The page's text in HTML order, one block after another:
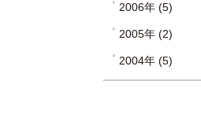
2006年 (5)
2005年 (2)
2004年 (5)